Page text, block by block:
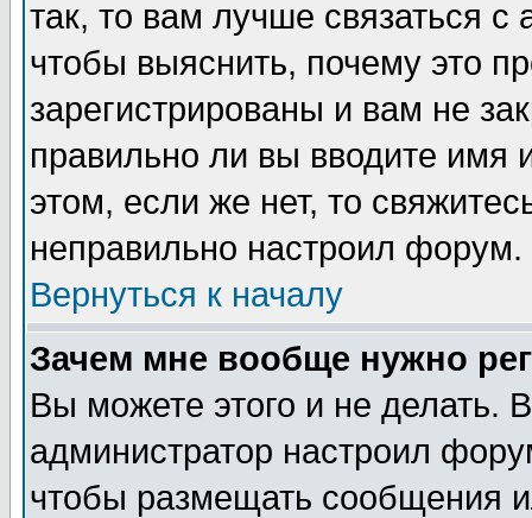
так, то вам лучше связаться
чтобы выяснить, почему это
зарегистрированы и вам не
правильно ли вы вводите
этом, если же нет, то
неправильно настроил форум.
Вернуться к началу
Зачем мне вообще нужно
Вы можете этого и не делать.
администратор настроил
чтобы размещать сообщения